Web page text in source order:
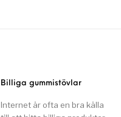
Billiga gummistövlar
Internet är ofta en bra källa